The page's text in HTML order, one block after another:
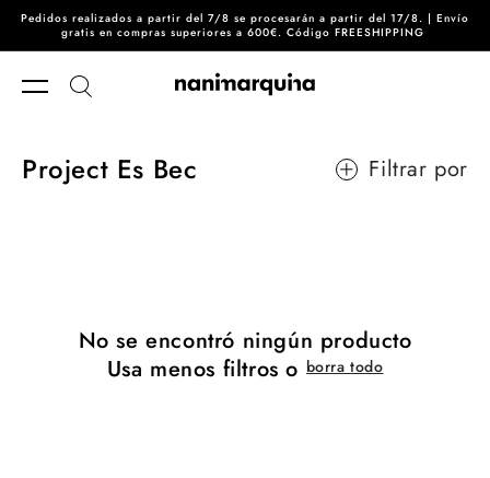
Ir directamente al contenido
Pedidos realizados a partir del 7/8 se procesarán a partir del 17/8. | Envío
gratis en compras superiores a 600€. Código FREESHIPPING
Project Es Bec Filtrar por
No se encontró ningún producto
Usa menos filtros o borra todo